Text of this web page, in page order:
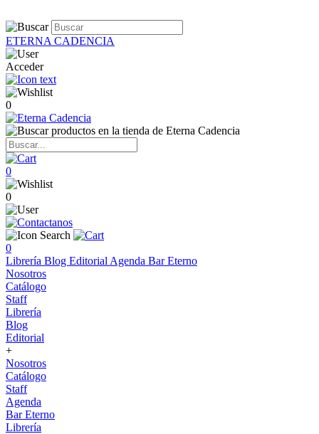
ETERNA CADENCIA
Acceder
0
0
0
0
Librería Blog Editorial Agenda Bar Eterno
Nosotros
Catálogo
Staff
Librería
Blog
Editorial
+
Nosotros
Catálogo
Staff
Agenda
Bar Eterno
Librería